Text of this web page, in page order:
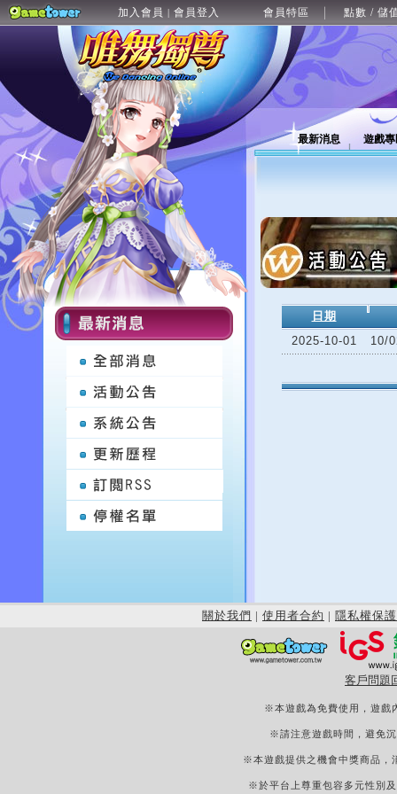
加入會員 | 會員登入 會員特區 點數 / 儲
最新消息 遊戲
日期
2025-10-01
10/
關於我們 | 使用者合約 | 隱私權保護
客戶問題
※本遊戲為免費使用，遊戲
※請注意遊戲時間，避免
※本遊戲提供之機會中獎商品，
※於平台上尊重包容多元性別